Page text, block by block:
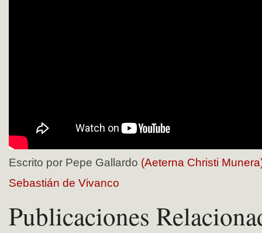
Escrito por Pepe Gallardo (Aeterna Christi
Sebastián de Vivanco
Publicaciones